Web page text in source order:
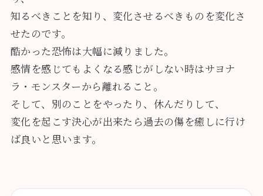
知るべきことを知り、変化させるべきものを変化さ
せたのです。
酷かった恐怖は大幅に減りました。
感情を感じてもよくなる感じがしない時はサヨナ
ラ・モンスターから離れること。
そして、別のことをやったり、休んだりして、
変化を起こす決心が出来たら過去の傷を癒しに行け
ば良いと思います。